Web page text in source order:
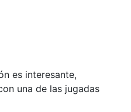
es interesante,
una de las jugadas